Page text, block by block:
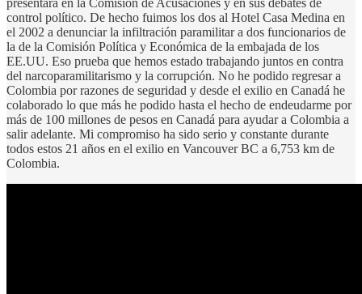
presentara en la Comisión de Acusaciones y en sus debates de
control político. De hecho fuimos los dos al Hotel Casa Medina en
el 2002 a denunciar la infiltración paramilitar a dos funcionarios de
la de la Comisión Política y Económica de la embajada de los
EE.UU. Eso prueba que hemos estado trabajando juntos en contra
del narcoparamilitarismo y la corrupción. No he podido regresar a
Colombia por razones de seguridad y desde el exilio en Canadá he
colaborado lo que más he podido hasta el hecho de endeudarme por
más de 100 millones de pesos en Canadá para ayudar a Colombia a
salir adelante. Mi compromiso ha sido serio y constante durante
todos estos 21 años en el exilio en Vancouver BC a 6,753 km de
Colombia.